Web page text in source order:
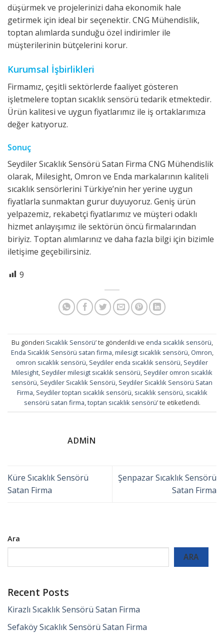
düşürmek ve projelerinizi daha ekonomik hale
getirmek için ideal bir seçenektir. CNG Mühendislik,
toptan alımlarda sunduğu özel indirimler ile
müşterilerinin bütçelerini korur.
Kurumsal İşbirlikleri
Firmamız, çeşitli sektörlerde faaliyet gösteren
işletmelere toptan sıcaklık sensörü tedarik etmektedir.
Ürün kalitesi ve uygun fiyatlarımız ile iş ortaklarımıza
değer katıyoruz.
Sonuç
Seydiler Sıcaklık Sensörü Satan Firma CNG Mühendislik
olarak, Milesight, Omron ve Enda markalarının kaliteli
sıcaklık sensörlerini Türkiye’nin her yerine uygun
fiyatlarla sunmaktan gurur duyuyoruz. Geniş ürün
yelpazemiz, rekabetçi fiyatlarımız ve müşteri odaklı
hizmet anlayışımız ile sektörün öncü firmalarından
biriyiz. Toptan alımlarınız ve daha fazla bilgi için bizimle
iletişime geçebilirsiniz.
9
Bu gönderi Sıcaklık Sensörü’ te gönderildi ve enda sıcaklık sensörü,
Enda Sıcaklık Sensörü satan firma,milesigt sıcaklık sensörü, Omron,
omron sıcaklık sensörü, Seydiler enda sıcaklık sensörü, Seydiler
Milesight, Seydiler milesigt sıcaklık sensörü, Seydiler omron sıcaklık
sensörü, Seydiler Sıcaklık Sensörü, Seydiler Sıcaklık Sensörü Satan
Firma, Seydiler toptan sıcaklık sensörü, sıcaklık sensörü, sıcaklık
sensörü satan firma,toptan sıcaklık sensörü’ te etiketlendi.
ADMIN
Küre Sıcaklık Sensörü
Satan Firma
Şenpazar Sıcaklık Sensörü
Satan Firma
Ara
ARA
Recent Posts
Kirazlı Sıcaklık Sensörü Satan Firma
Sefaköy Sıcaklık Sensörü Satan Firma